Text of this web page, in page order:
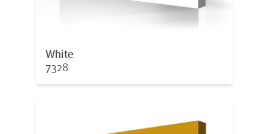
White
7328